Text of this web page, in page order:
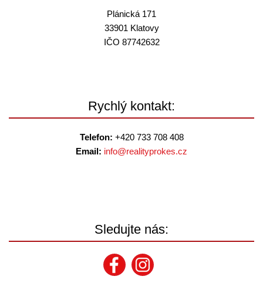
Plánická 171
33901 Klatovy
IČO 87742632
Rychlý kontakt:
Telefon: +420 733 708 408
Email: info@realityprokes.cz
Sledujte nás: